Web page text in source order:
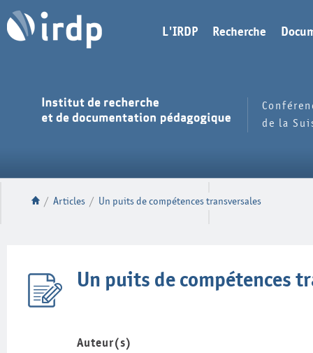
L'IRDP Recherche
de la
/ Articles / Un puits de compétences transversales
Un puits de compétences
Auteur(s)